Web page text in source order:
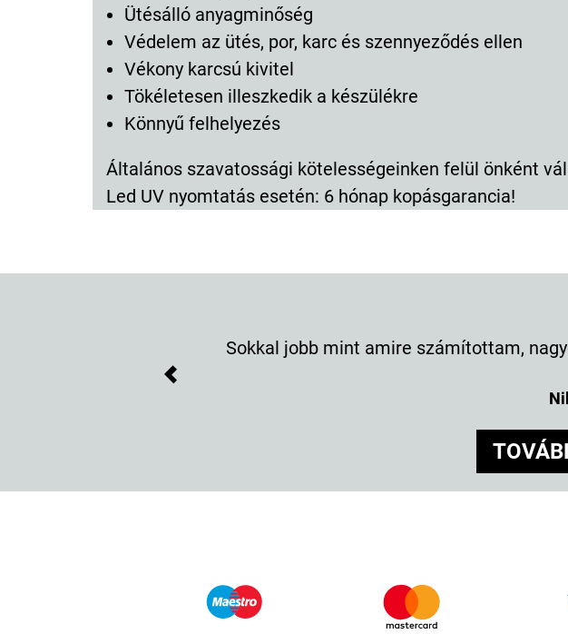
Ütésálló anyagminőség
Védelem az ütés, por, karc és szennyeződés ellen
Vékony karcsú kivitel
Tökéletesen illeszkedik a készülékre
Könnyű felhelyezés
Általános szavatossági kötelességeinken felül önként
Led UV nyomtatás esetén: 6 hónap kopásgarancia!
Sokkal jobb mint amire számítottam,
Previous